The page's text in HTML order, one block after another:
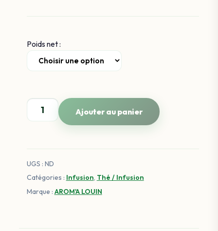
Poids net :
quantité
Intérieure
BIO
:
Calme,
Ajouter au panier
UGS : ND
Catégories : Infusion, Thé / Infusion
Marque : AROM'A LOUIN